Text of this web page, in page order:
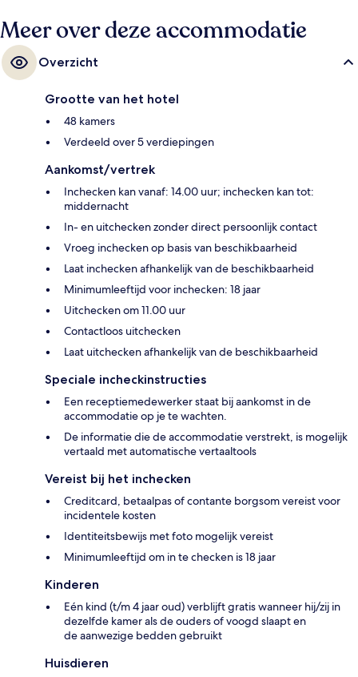
Meer over deze accommodatie
Overzicht
Grootte van het hotel
48 kamers
Verdeeld over 5 verdiepingen
Aankomst/vertrek
Inchecken kan vanaf: 14.00 uur; inchecken kan tot:
middernacht
In- en uitchecken zonder direct persoonlijk contact
Vroeg inchecken op basis van beschikbaarheid
Laat inchecken afhankelijk van de beschikbaarheid
Minimumleeftijd voor inchecken: 18 jaar
Uitchecken om 11.00 uur
Contactloos uitchecken
Laat uitchecken afhankelijk van de beschikbaarheid
Speciale incheckinstructies
Een receptiemedewerker staat bij aankomst in de
accommodatie op je te wachten.
De informatie die de accommodatie verstrekt, is mogelijk
vertaald met automatische vertaaltools
Vereist bij het inchecken
Creditcard, betaalpas of contante borgsom vereist voor
incidentele kosten
Identiteitsbewijs met foto mogelijk vereist
Minimumleeftijd om in te checken is 18 jaar
Kinderen
Eén kind (t/m 4 jaar oud) verblijft gratis wanneer hij/zij in
dezelfde kamer als de ouders of voogd slaapt en
de aanwezige bedden gebruikt
Huisdieren